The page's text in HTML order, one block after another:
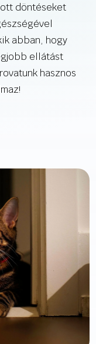
döntéseket
abban, hogy
ellátást
hasznos